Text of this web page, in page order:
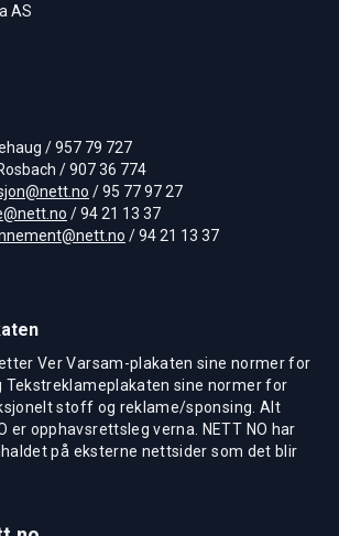
AS
/ 957 79 727
/ 907 36 774
/ 95 77 97 27
/ 94 21 13 37
/ 94 21 13 37
etter Ver Varsam-plakaten sine normer for
Tekstreklameplakaten sine normer for
stoff og reklame/sponsing. Alt
er opphavsrettsleg verna. NETT NO har
på eksterne nettsider som det blir